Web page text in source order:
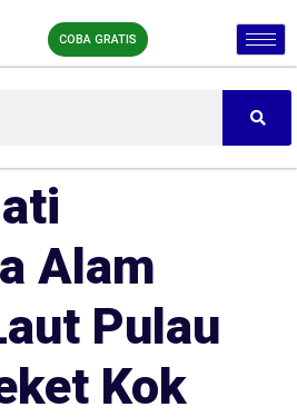
COBA GRATIS
Alam
Pulau
Kok